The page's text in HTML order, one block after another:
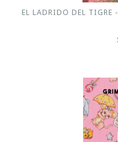
EL LADRIDO DEL